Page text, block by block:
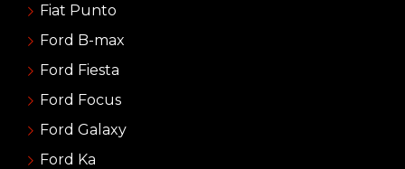
Fiat Punto
Ford B-max
Ford Fiesta
Ford Focus
Ford Galaxy
Ford Ka